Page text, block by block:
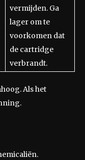
vermijden. Ga
lager om te
voorkomen dat
de cartridge
verbrandt.
Als het